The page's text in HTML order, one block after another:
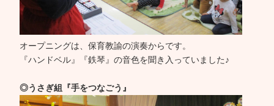
オープニングは、保育教諭の演奏からです。
『ハンドベル』『鉄琴』の音色を聞き入っていました♪
◎うさぎ組『手をつなごう』